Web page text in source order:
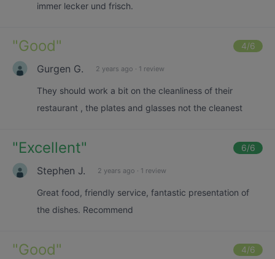
immer lecker und frisch.
"Good" 4/6
Gurgen G. 2 years ago · 1 review
They should work a bit on the cleanliness of their
restaurant , the plates and glasses not the cleanest
"Excellent" 6/6
Stephen J. 2 years ago · 1 review
Great food, friendly service, fantastic presentation of
the dishes. Recommend
"Good" 4/6